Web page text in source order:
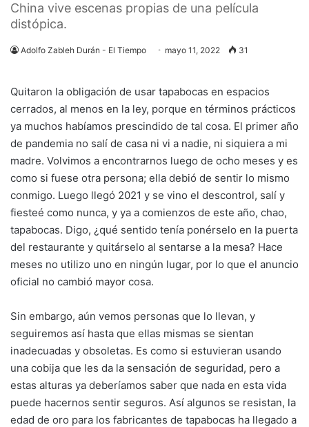
China vive escenas propias de una película
distópica.
Adolfo Zableh Durán - El Tiempo mayo 11, 2022 31
Quitaron la obligación de usar tapabocas en espacios
cerrados, al menos en la ley, porque en términos prácticos
ya muchos habíamos prescindido de tal cosa. El primer año
de pandemia no salí de casa ni vi a nadie, ni siquiera a mi
madre. Volvimos a encontrarnos luego de ocho meses y es
como si fuese otra persona; ella debió de sentir lo mismo
conmigo. Luego llegó 2021 y se vino el descontrol, salí y
fiesteé como nunca, y ya a comienzos de este año, chao,
tapabocas. Digo, ¿qué sentido tenía ponérselo en la puerta
del restaurante y quitárselo al sentarse a la mesa? Hace
meses no utilizo uno en ningún lugar, por lo que el anuncio
oficial no cambió mayor cosa.
Sin embargo, aún vemos personas que lo llevan, y
seguiremos así hasta que ellas mismas se sientan
inadecuadas y obsoletas. Es como si estuvieran usando
una cobija que les da la sensación de seguridad, pero a
estas alturas ya deberíamos saber que nada en esta vida
puede hacernos sentir seguros. Así algunos se resistan, la
edad de oro para los fabricantes de tapabocas ha llegado a